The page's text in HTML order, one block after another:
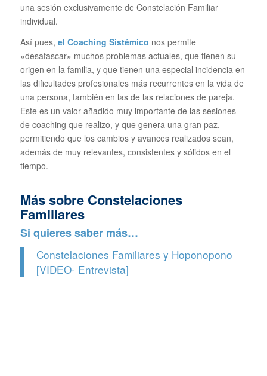
una sesión exclusivamente de Constelación Familiar
individual.
Así pues, el Coaching Sistémico nos permite
«desatascar» muchos problemas actuales, que tienen su
origen en la familia, y que tienen una especial incidencia en
las dificultades profesionales más recurrentes en la vida de
una persona, también en las de las relaciones de pareja.
Este es un valor añadido muy importante de las sesiones
de coaching que realizo, y que genera una gran paz,
permitiendo que los cambios y avances realizados sean,
además de muy relevantes, consistentes y sólidos en el
tiempo.
Más sobre Constelaciones
Familiares
Si quieres saber más…
Constelaciones Familiares y Hoponopono
[VIDEO- Entrevista]